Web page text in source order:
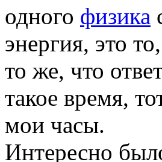
одного физика
энергия, это
то же, что
такое время,
мои часы.
Интересно